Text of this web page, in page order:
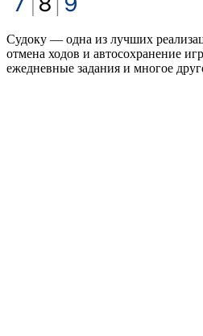
Судоку — одна из лучших
отмена ходов и автосохранение
ежедневные задания и многое